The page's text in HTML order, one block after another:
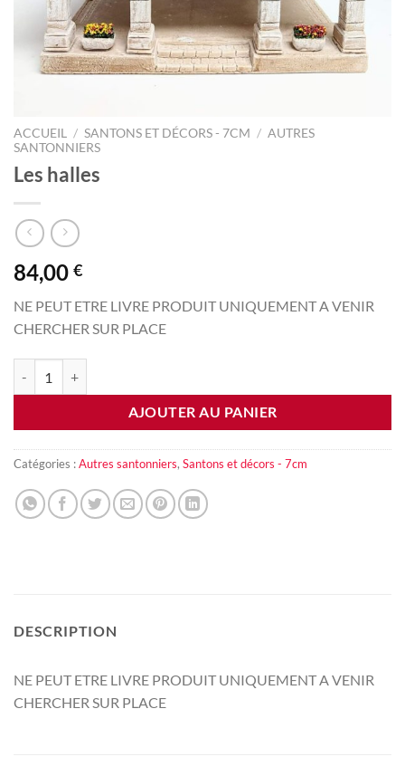
ACCUEIL / SANTONS ET DÉCORS - 7CM / AUTRES
SANTONNIERS
Les halles
84,00 €
NE PEUT ETRE LIVRE PRODUIT UNIQUEMENT A VENIR
CHERCHER SUR PLACE
AJOUTER AU PANIER
Catégories :Autres santonniers, Santons et décors - 7cm
DESCRIPTION
NE PEUT ETRE LIVRE PRODUIT UNIQUEMENT A VENIR
CHERCHER SUR PLACE